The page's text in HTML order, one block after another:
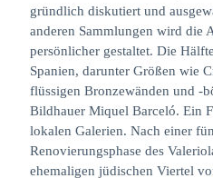
gründlich diskutiert und
anderen Sammlungen wird die
persönlicher gestaltet. Die
Spanien, darunter Größen wie
flüssigen Bronzewänden und -
Bildhauer Miquel Barceló. Ein
lokalen Galerien. Nach einer
Renovierungsphase des
ehemaligen jüdischen Viertel